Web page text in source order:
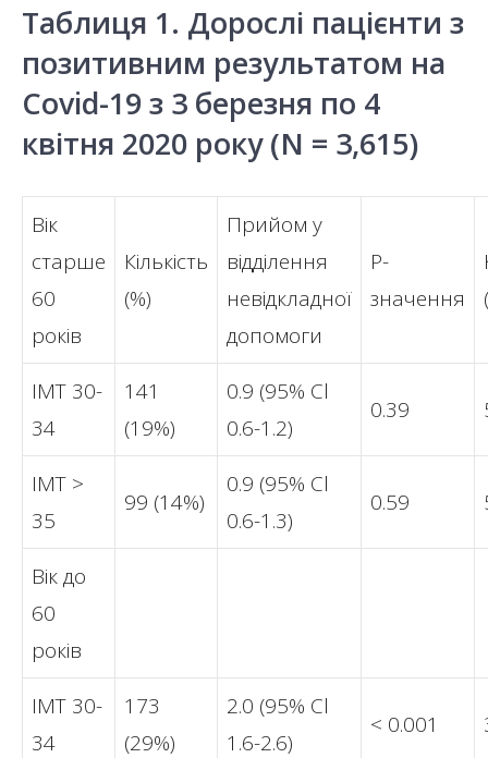
Таблиця 1. Дорослі пацієнти з
позитивним результатом на
Covid-19 з 3 березня по 4
квітня 2020 року (N = 3,615)
Вік
старше
60
років
Кількість
(%)
Прийом у
відділення
невідкладної
допомоги
P-
значення
ІМТ 30-
34
141
(19%)
0.9 (95% Cl
0.6-1.2)
0.39
ІМТ >
35
99 (14%)
0.9 (95% Cl
0.6-1.3)
0.59
Вік до
60
років
ІМТ 30-
34
173
(29%)
2.0 (95% Cl
1.6-2.6)
< 0.001